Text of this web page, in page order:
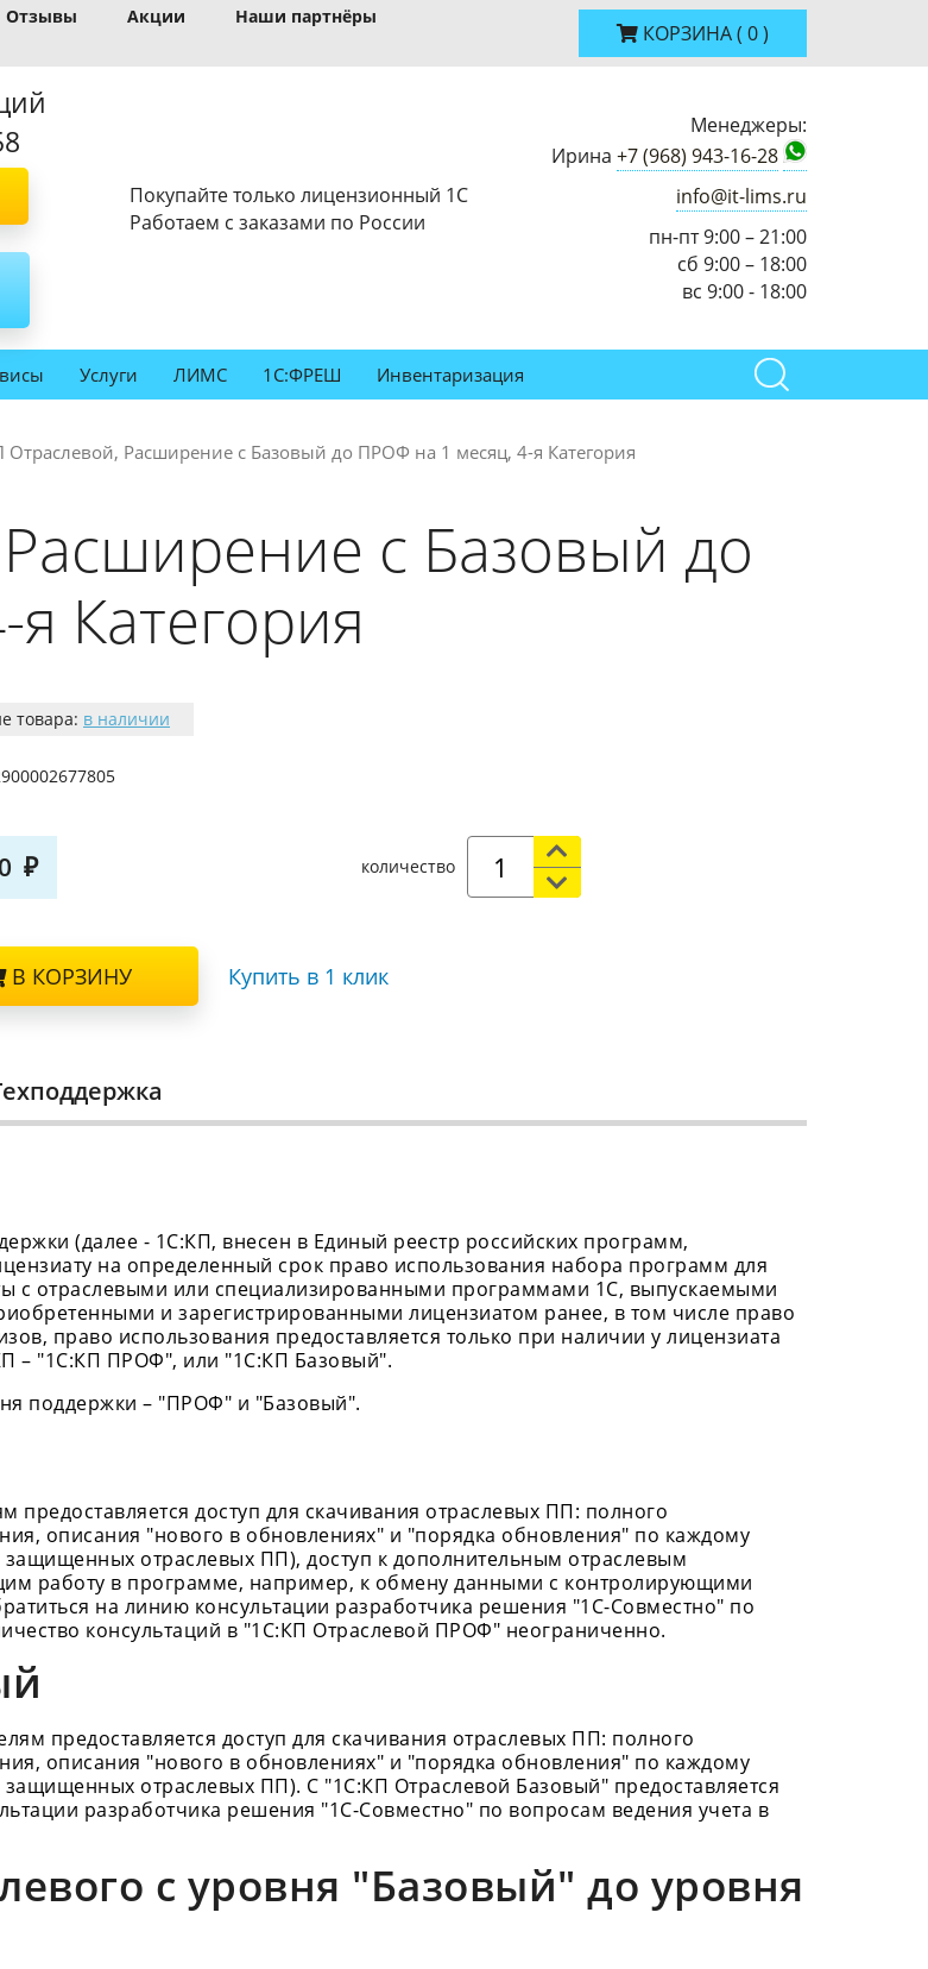
Отзывы Акции
Наши партнёры
КОРЗИНА( 0)
Покупайте только лицензионный 1С
Работаем с заказами по России
Менеджеры:
Ирина +7 (968) 943-16-28
info@it-lims.ru
пн-пт 9:00 – 21:00
сб 9:00 – 18:00
вс 9:00 - 18:00
Услуги ЛИМС 1С:ФРЕШ Инвентаризация
Отраслевой, Расширение с Базовый до ПРОФ на 1 месяц, 4-я Категория
с Базовый до
Категория
товара: в наличии
количество
В КОРЗИНУ Купить в 1 клик
(далее - 1С:КП, внесен в Единый реестр российских программ,
на определенный срок право использования набора программ для
с отраслевыми или специализированными программами 1С, выпускаемыми
и зарегистрированными лицензиатом ранее, в том числе право
право использования предоставляется только при наличии у лицензиата
– "1С:КП ПРОФ", или "1С:КП Базовый".
поддержки – "ПРОФ" и "Базовый".
доступ для скачивания отраслевых ПП: полного
описания "нового в обновлениях" и "порядка обновления" по каждому
отраслевых ПП), доступ к дополнительным отраслевым
работу в программе, например, к обмену данными с контролирующими
на линию консультации разработчика решения "1С-Совместно" по
консультаций в "1С:КП Отраслевой ПРОФ" неограниченно.
предоставляется доступ для скачивания отраслевых ПП: полного
описания "нового в обновлениях" и "порядка обновления" по каждому
отраслевых ПП). С "1С:КП Отраслевой Базовый" предоставляется
разработчика решения "1С-Совместно" по вопросам ведения учета в
с уровня "Базовый" до уровня